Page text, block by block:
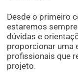
Desde o primeiro
estaremos
dúvidas e
proporcionar uma
profissionais que
projeto.